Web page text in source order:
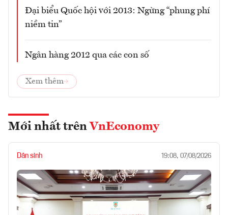
Đại biểu Quốc hội với 2013: Ngừng “phung phí
niềm tin”
Ngân hàng 2012 qua các con số
Xem thêm
Mới nhất trên VnEconomy
Dân sinh 19:08, 07/08/2026